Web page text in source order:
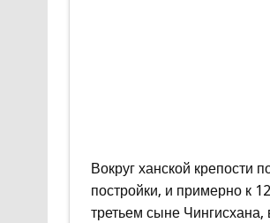
Вокруг ханской крепости
постройки, и примерно к
третьем сыне